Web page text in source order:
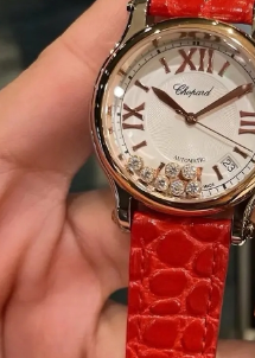
架桥路33号亨特国际金融中
928号同德昆明广场写字楼
东路39号勒泰中心写字楼B
街88号华侨城长安国际中心
路5号海口华润大厦B座17层
道100号万达广场写字楼A座
道1800号腾达中心东1幢20
特市玉泉区大学西街70号华
区西津西路16号兰州中心写
民权路28号英利国际金融中
图区会战大街萧邦售后服务